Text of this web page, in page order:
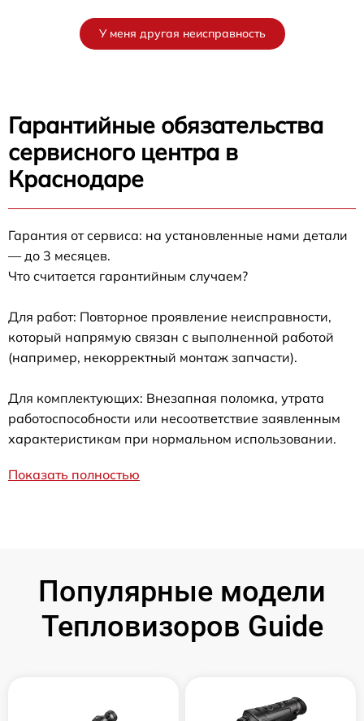
У меня другая неисправность
Гарантийные обязательства
сервисного центра в
Краснодаре
Гарантия от сервиса: на установленные нами детали
— до 3 месяцев.
Что считается гарантийным случаем?
Для работ: Повторное проявление неисправности,
который напрямую связан с выполненной работой
(например, некорректный монтаж запчасти).
Для комплектующих: Внезапная поломка, утрата
работоспособности или несоответствие заявленным
характеристикам при нормальном использовании.
Показать полностью
Популярные модели
Тепловизоров Guide